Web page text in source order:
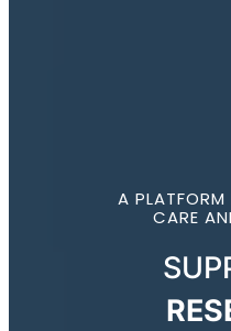
A PLATFORM
CARE